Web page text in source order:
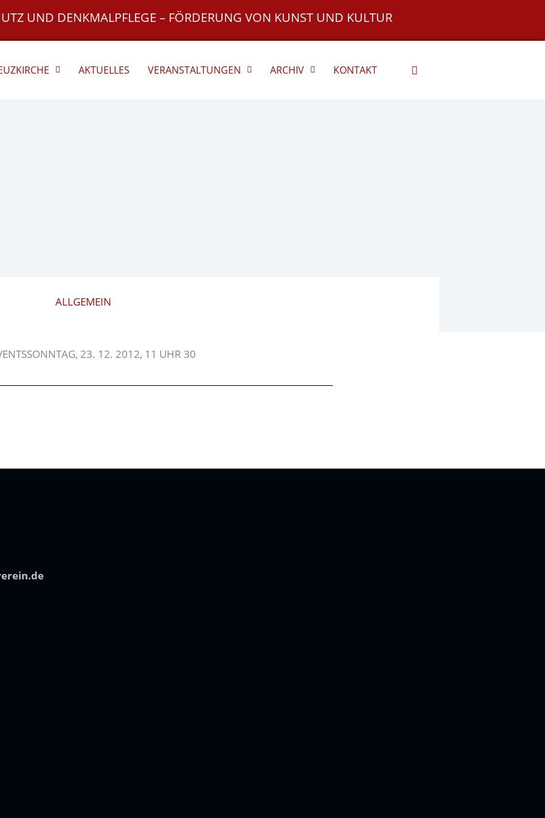
UND DENKMALPFLEGE – FÖRDERUNG VON KUNST UND KULTUR
AKTUELLES VERANSTALTUNGEN ARCHIV KONTAKT
ALLGEMEIN
23. 12. 2012, 11 UHR 30